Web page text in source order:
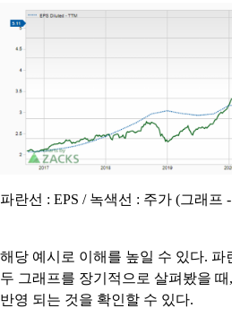
파란선 : EPS / 녹색선 : 주가 (그래프
해당 예시로 이해를 높일 수 있다. 파
두 그래프를 장기적으로 살펴봤을
반영 되는 것을 확인할 수 있다.